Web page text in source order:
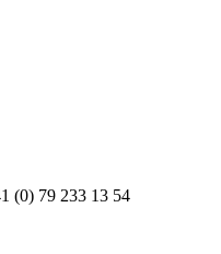
(0) 79 233 13 54